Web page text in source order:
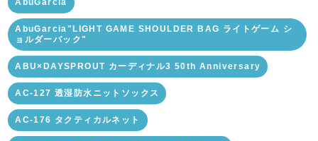
AbuGarcia
AbuGarcia"LIGHT GAME SHOULDER BAG ライトゲーム シ
ョルダーバック"
ABU×DAYSPROUT カーディナル3 50th Anniversary
AC-127 透湿防水ニットソックス
AC-176 タクティカルネット